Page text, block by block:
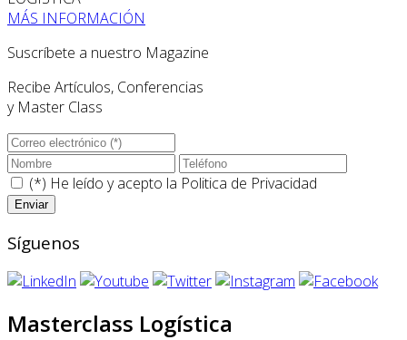
MÁS INFORMACIÓN
Suscríbete a nuestro Magazine
Recibe Artículos, Conferencias
y Master Class
(*) He leído y acepto la Politica de Privacidad
Síguenos
Masterclass Logística